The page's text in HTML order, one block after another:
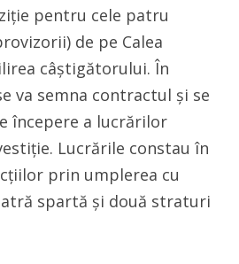
pentru cele patru
de pe Calea
câștigătorului. În
va semna contractul și se
începere a lucrărilor
Lucrările constau în
prin umplerea cu
spartă și două straturi